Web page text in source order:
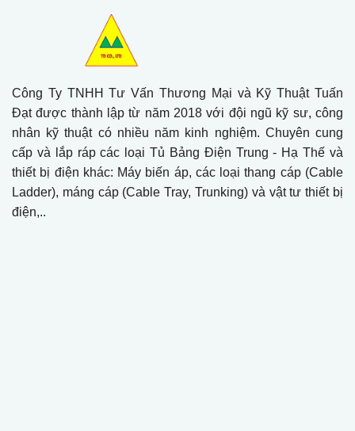
Công Ty TNHH Tư Vấn Thương Mại và Kỹ Thuật Tuấn
Đạt được thành lập từ năm 2018 với đội ngũ kỹ sư, công
nhân kỹ thuật có nhiều năm kinh nghiệm. Chuyên cung
cấp và lắp ráp các loại Tủ Bảng Điện Trung - Hạ Thế và
thiết bị điện khác: Máy biến áp, các loại thang cáp (Cable
Ladder), máng cáp (Cable Tray, Trunking) và vật tư thiết bị
điện,..